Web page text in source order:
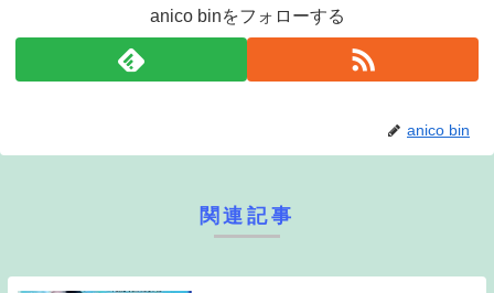
anico binをフォローする
anico bin
関連記事